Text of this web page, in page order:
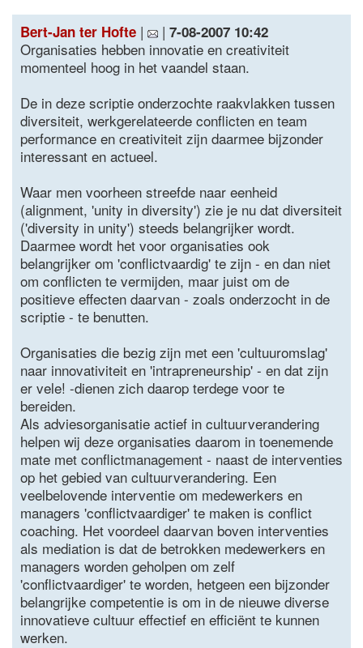
Bert-Jan ter Hofte | | 7-08-2007 10:42
Organisaties hebben innovatie en creativiteit
momenteel hoog in het vaandel staan.
De in deze scriptie onderzochte raakvlakken tussen
diversiteit, werkgerelateerde conflicten en team
performance en creativiteit zijn daarmee bijzonder
interessant en actueel.
Waar men voorheen streefde naar eenheid
(alignment, 'unity in diversity') zie je nu dat diversiteit
('diversity in unity') steeds belangrijker wordt.
Daarmee wordt het voor organisaties ook
belangrijker om 'conflictvaardig' te zijn - en dan niet
om conflicten te vermijden, maar juist om de
positieve effecten daarvan - zoals onderzocht in de
scriptie - te benutten.
Organisaties die bezig zijn met een 'cultuuromslag'
naar innovativiteit en 'intrapreneurship' - en dat zijn
er vele! -dienen zich daarop terdege voor te
bereiden.
Als adviesorganisatie actief in cultuurverandering
helpen wij deze organisaties daarom in toenemende
mate met conflictmanagement - naast de interventies
op het gebied van cultuurverandering. Een
veelbelovende interventie om medewerkers en
managers 'conflictvaardiger' te maken is conflict
coaching. Het voordeel daarvan boven interventies
als mediation is dat de betrokken medewerkers en
managers worden geholpen om zelf
'conflictvaardiger' te worden, hetgeen een bijzonder
belangrijke competentie is om in de nieuwe diverse
innovatieve cultuur effectief en efficiënt te kunnen
werken.